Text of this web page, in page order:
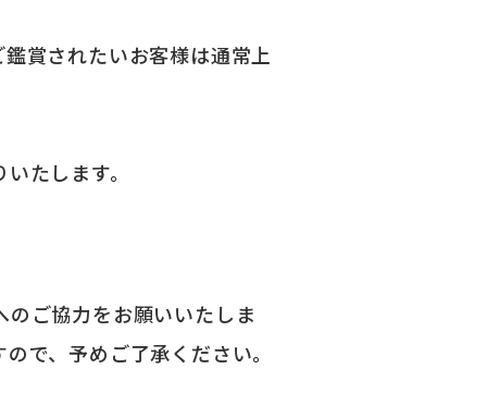
賞されたいお客様は通常上
たします。
ご協力をお願いいたしま
で、予めご了承ください。